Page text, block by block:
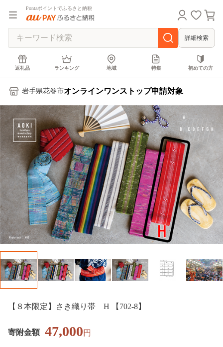
Pontaポイントでふるさと納税
詳細検索
返礼品 ランキング 地域 特集 初めての方
岩手県花巻市オンラインワンストップ申請対象
【８本限定】さき織り帯 H 【702-8】
寄附金額 47,000円